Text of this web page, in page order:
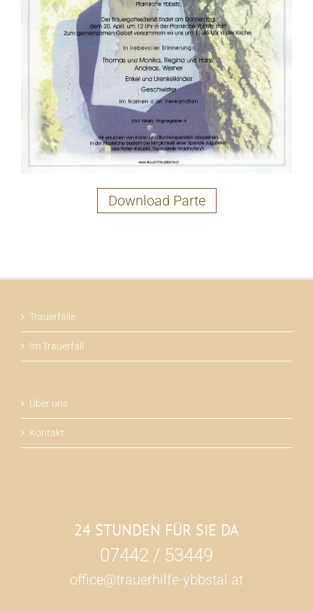
Download Parte
Trauerfälle
Im Trauerfall
Über uns
Kontakt
24 STUNDEN FÜR SIE DA
07442 / 53449
office@trauerhilfe-ybbstal.at